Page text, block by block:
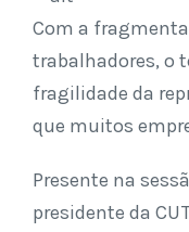
Com a
trabalhadores, o
fragilidade da
que muitos
Presente na
presidente da